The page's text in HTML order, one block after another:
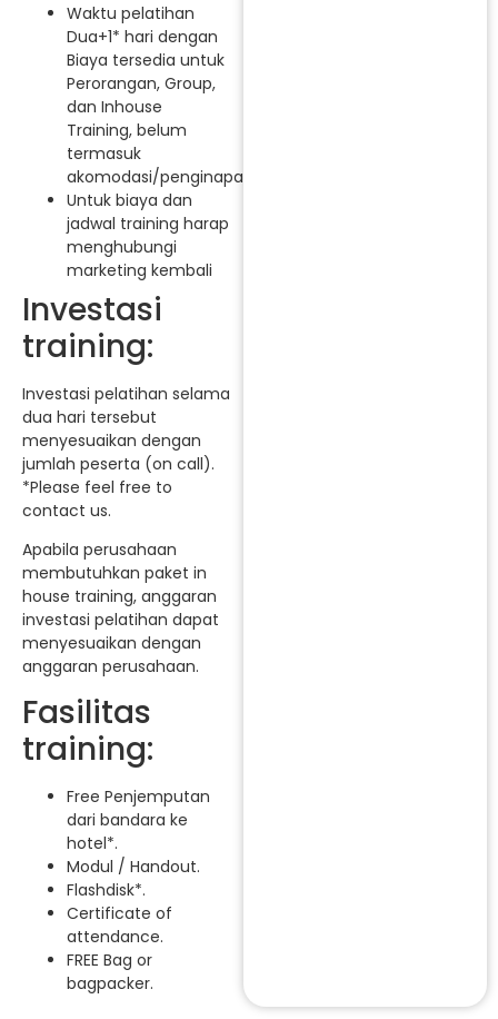
Waktu pelatihan
Dua+1* hari dengan
Biaya tersedia untuk
Perorangan, Group,
dan Inhouse
Training, belum
termasuk
akomodasi/penginapan.
Untuk biaya dan
jadwal training harap
menghubungi
marketing kembali
Investasi
training:
Investasi pelatihan selama
dua hari tersebut
menyesuaikan dengan
jumlah peserta (on call).
*Please feel free to
contact us.
Apabila perusahaan
membutuhkan paket in
house training, anggaran
investasi pelatihan dapat
menyesuaikan dengan
anggaran perusahaan.
Fasilitas
training:
Free Penjemputan
dari bandara ke
hotel*.
Modul / Handout.
Flashdisk*.
Certificate of
attendance.
FREE Bag or
bagpacker.